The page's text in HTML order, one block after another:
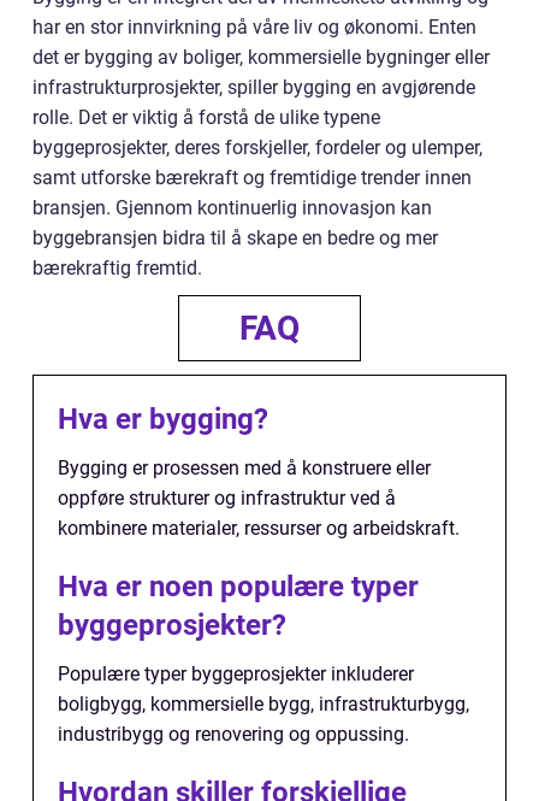
har en stor innvirkning på våre liv og økonomi. Enten
det er bygging av boliger, kommersielle bygninger eller
infrastrukturprosjekter, spiller bygging en avgjørende
rolle. Det er viktig å forstå de ulike typene
byggeprosjekter, deres forskjeller, fordeler og ulemper,
samt utforske bærekraft og fremtidige trender innen
bransjen. Gjennom kontinuerlig innovasjon kan
byggebransjen bidra til å skape en bedre og mer
bærekraftig fremtid.
FAQ
Hva er bygging?
Bygging er prosessen med å konstruere eller
oppføre strukturer og infrastruktur ved å
kombinere materialer, ressurser og arbeidskraft.
Hva er noen populære typer
byggeprosjekter?
Populære typer byggeprosjekter inkluderer
boligbygg, kommersielle bygg, infrastrukturbygg,
industribygg og renovering og oppussing.
Hvordan skiller forskjellige